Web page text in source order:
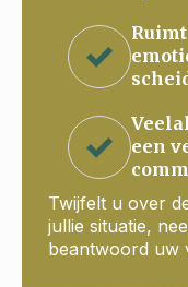
een
Twijfelt u over
jullie situatie,
beantwoord uw